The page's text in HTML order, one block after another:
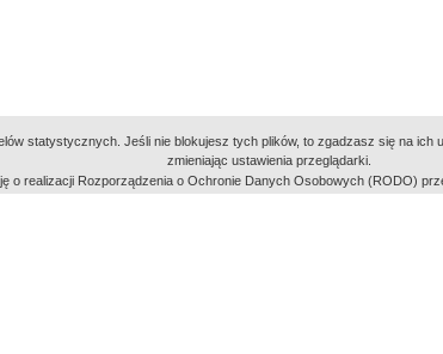
miejsc
statystycznych. Jeśli nie blokujesz tych plików, to zgadzasz się na
zmieniając ustawienia przeglądarki.
o realizacji Rozporządzenia o Ochronie Danych Osobowych (RODO)